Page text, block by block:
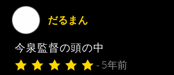
だるまん
今泉監督の頭の中
- 5年前